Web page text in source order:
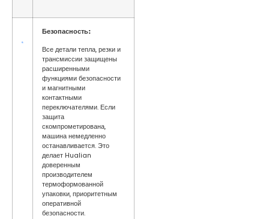
Безопасность:
Все детали тепла, резки и
трансмиссии защищены
расширенными
функциями безопасности
и магнитными
контактными
переключателями. Если
защита
скомпрометирована,
машина немедленно
останавливается. Это
делает Hualian
доверенным
производителем
термоформованной
упаковки, приоритетным
оперативной
безопасности.